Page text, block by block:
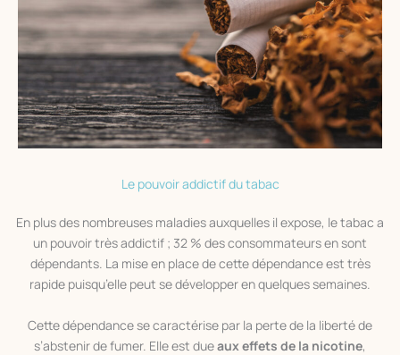
Le pouvoir addictif du tabac
En plus des nombreuses maladies auxquelles il expose, le tabac a
un pouvoir très addictif ; 32 % des consommateurs en sont
dépendants. La mise en place de cette dépendance est très
rapide puisqu’elle peut se développer en quelques semaines.
Cette dépendance se caractérise par la perte de la liberté de
s’abstenir de fumer. Elle est dueaux effets de la nicotine,